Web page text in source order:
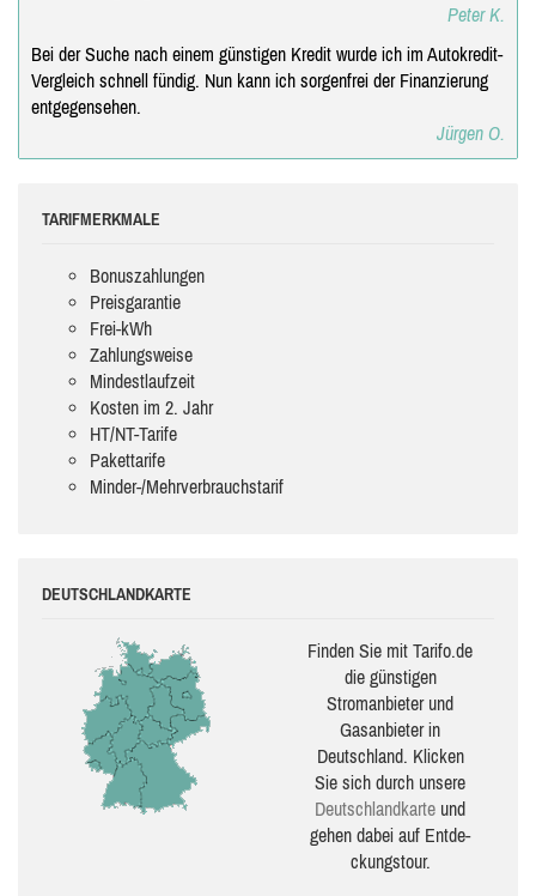
Peter K.
Bei der Suche nach einem günstigen Kredit wurde ich im Autokredit-
Vergleich schnell fündig. Nun kann ich sorgenfrei der Finanzierung
entgegensehen.
Jürgen O.
TARIFMERKMALE
Bonuszahlungen
Preisgarantie
Frei-kWh
Zahlungsweise
Mindestlaufzeit
Kosten im 2. Jahr
HT/NT-Tarife
Pakettarife
Minder-/Mehrverbrauchstarif
DEUTSCHLANDKARTE
Finden Sie mit Tarifo.de
die güns­ti­gen
Stromanbieter und
Gasanbieter in
Deutschland. Klicken
Sie sich durch unsere
Deutsch­land­karte und
gehen dabei auf Ent­de­
ckungs­tour.